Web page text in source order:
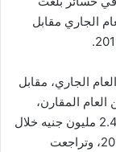
الجاري مقابل
الجاري، مقابل
العام المقارن،
وحققت الشركة خلال 2019 صافي خسائر بلغ 2.44 مليون جنيه خلال
2019، مقابل 10.52 مليون جنيه خسائر خلال 2018، وتراجعت